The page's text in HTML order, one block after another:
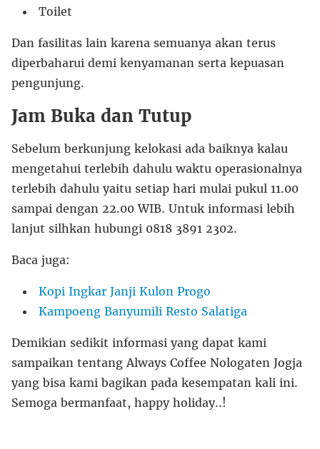
Toilet
Dan fasilitas lain karena semuanya akan terus
diperbaharui demi kenyamanan serta kepuasan
pengunjung.
Jam Buka dan Tutup
Sebelum berkunjung kelokasi ada baiknya kalau
mengetahui terlebih dahulu waktu operasionalnya
terlebih dahulu yaitu setiap hari mulai pukul 11.00
sampai dengan 22.00 WIB. Untuk informasi lebih
lanjut silhkan hubungi 0818 3891 2302.
Baca juga:
Kopi Ingkar Janji Kulon Progo
Kampoeng Banyumili Resto Salatiga
Demikian sedikit informasi yang dapat kami
sampaikan tentang Always Coffee Nologaten Jogja
yang bisa kami bagikan pada kesempatan kali ini.
Semoga bermanfaat, happy holiday..!